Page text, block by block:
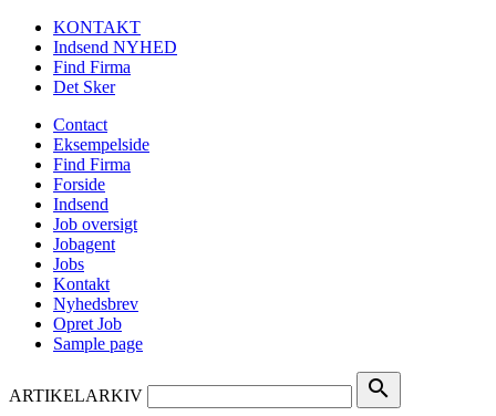
KONTAKT
Indsend NYHED
Find Firma
Det Sker
Contact
Eksempelside
Find Firma
Forside
Indsend
Job oversigt
Jobagent
Jobs
Kontakt
Nyhedsbrev
Opret Job
Sample page
ARTIKELARKIV search